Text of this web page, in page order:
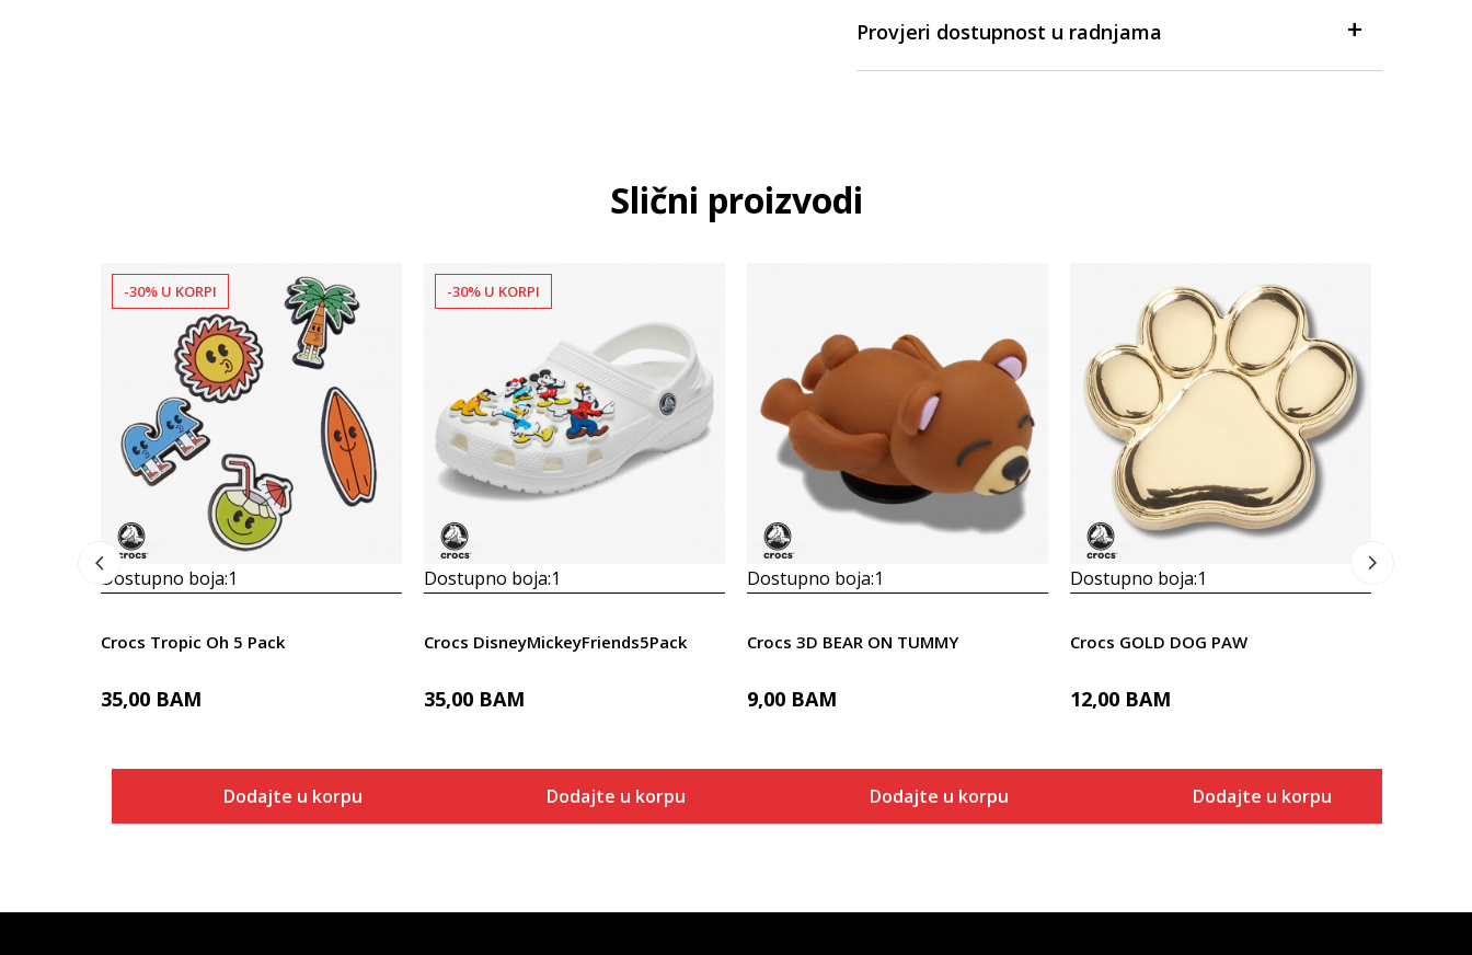
Provjeri dostupnost u radnjama
Slični proizvodi
-30% U KORPI
Dostupno boja:1
Crocs Tropic Oh 5 Pack
35,00 BAM
Dodajte u korpu
-30% U KORPI
Dostupno boja:1
Crocs DisneyMickeyFriends5Pack
35,00 BAM
Dodajte u korpu
Dostupno boja:1
Crocs 3D BEAR ON TUMMY
9,00 BAM
Dodajte u korpu
Dostupno boja:1
Crocs GOLD DOG PAW
12,00 BAM
Dodajte u korpu